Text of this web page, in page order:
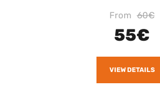
From 60€
55€
VIEW DETAILS